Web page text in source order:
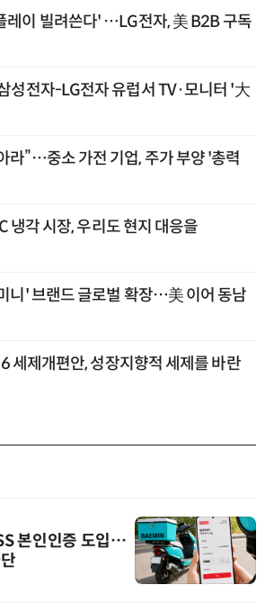
레이 빌려쓴다' …LG전자, 美 B2B 구독
성전자-LG전자 유럽서 TV·모니터 '大
라”…중소 가전 기업, 주가 부양 '총력
냉각 시장, 우리도 현지 대응을
니' 브랜드 글로벌 확장…美 이어 동남
세제개편안, 성장지향적 세제를 바란
본인인증 도입…